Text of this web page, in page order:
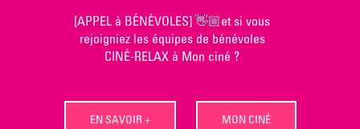
[APPEL à BÉNÉVOLES] 👋🏼et si vous
rejoigniez les équipes de bénévoles
CINÉ-RELAX à Mon ciné ?
EN SAVOIR + MON CINÉ